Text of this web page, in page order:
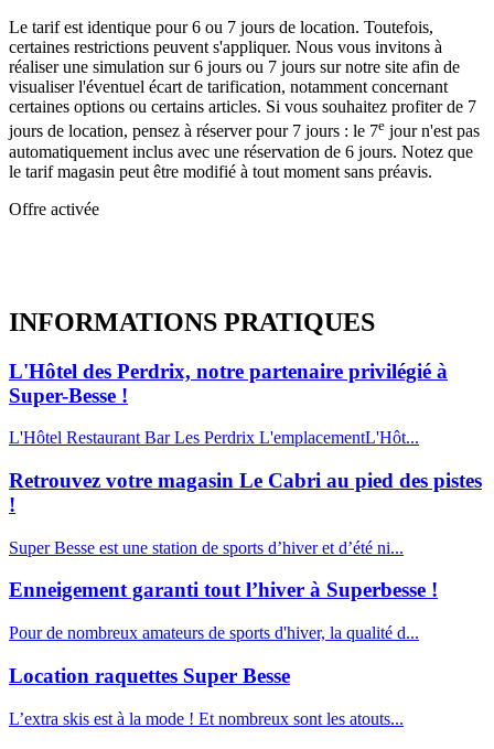
Le tarif est identique pour 6 ou 7 jours de location. Toutefois,
certaines restrictions peuvent s'appliquer. Nous vous invitons à
réaliser une simulation sur 6 jours ou 7 jours sur notre site afin de
visualiser l'éventuel écart de tarification, notamment concernant
certaines options ou certains articles. Si vous souhaitez profiter de 7
jours de location, pensez à réserver pour 7 jours : le 7e jour n'est pas
automatiquement inclus avec une réservation de 6 jours. Notez que
le tarif magasin peut être modifié à tout moment sans préavis.
Offre activée
INFORMATIONS PRATIQUES
L'Hôtel des Perdrix, notre partenaire privilégié à
Super-Besse !
L'Hôtel Restaurant Bar Les Perdrix L'emplacementL'Hôt...
Retrouvez votre magasin Le Cabri au pied des pistes
!
Super Besse est une station de sports d’hiver et d’été ni...
Enneigement garanti tout l’hiver à Superbesse !
Pour de nombreux amateurs de sports d'hiver, la qualité d...
Location raquettes Super Besse
L’extra skis est à la mode ! Et nombreux sont les atouts...